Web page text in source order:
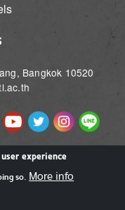
Bangkok 10520
ImageImageImageImage
experience
so. More info